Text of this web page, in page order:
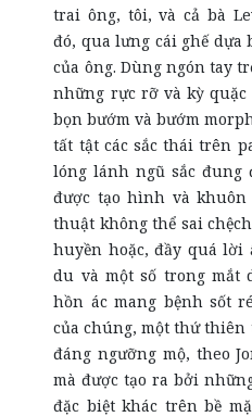
trai ông, tôi, và cả bà
đó, qua lưng cái ghế dựa
của ông. Dùng ngón tay
những rực rỡ và kỳ
bọn bướm và bướm
tất tật các sắc thái trên
lóng lánh ngũ sắc đung
được tạo hình và
thuật không thể sai
huyền hoặc, đầy quá lời
du và một số trong mắt
hồn ác mang bệnh sốt
của chúng, một thứ
đáng ngưỡng mộ, theo
mà được tạo ra bởi
đặc biệt khác trên bề